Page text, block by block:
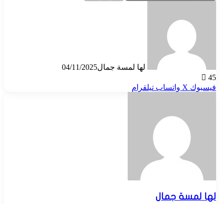
لها لمسة جمال04/11/2025
45
فيسبوك ‫X واتساب تيلقرام
لها لمسة جمال